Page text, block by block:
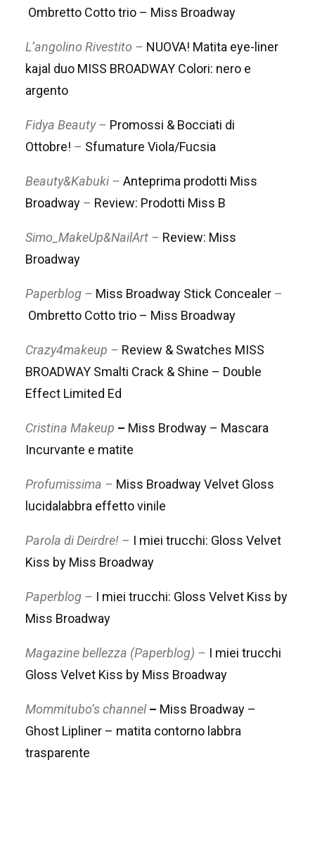
Ombretto Cotto trio – Miss Broadway
L’angolino Rivestito – NUOVA! Matita eye-liner
kajal duo MISS BROADWAY Colori: nero e
argento
Fidya Beauty – Promossi & Bocciati di
Ottobre! – Sfumature Viola/Fucsia
Beauty&Kabuki – Anteprima prodotti Miss
Broadway – Review: Prodotti Miss B
Simo_MakeUp&NailArt – Review: Miss
Broadway
Paperblog – Miss Broadway Stick Concealer –
Ombretto Cotto trio – Miss Broadway
Crazy4makeup – Review & Swatches MISS
BROADWAY Smalti Crack & Shine – Double
Effect Limited Ed
Cristina Makeup – Miss Brodway – Mascara
Incurvante e matite
Profumissima – Miss Broadway Velvet Gloss
lucidalabbra effetto vinile
Parola di Deirdre! – I miei trucchi: Gloss Velvet
Kiss by Miss Broadway
Paperblog – I miei trucchi: Gloss Velvet Kiss by
Miss Broadway
Magazine bellezza (Paperblog) – I miei trucchi
Gloss Velvet Kiss by Miss Broadway
Mommitubo’s channel– Miss Broadway –
Ghost Lipliner – matita contorno labbra
trasparente